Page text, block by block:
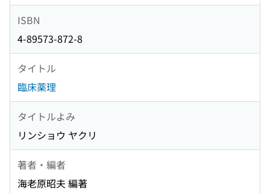
ISBN
4-89573-872-8
タイトル
臨床薬理
タイトルよみ
リンショウ ヤクリ
著者・編者
海老原昭夫 編著